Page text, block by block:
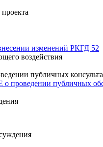
изменений РКГД 52
воздействия
публичных
публичных